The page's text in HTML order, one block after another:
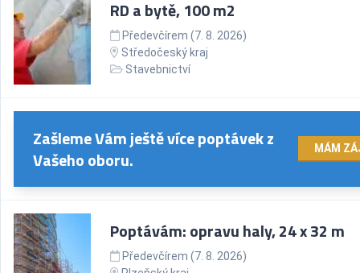
RD a bytě, 100 m2
Předevčírem (7. 8. 2026)
Středočeský kraj
Stavebnictví
Zašleme Vám ještě více poptávek z
Vašeho oboru.
MÁM
Poptávám: opravu haly, 24 x 32 m
Předevčírem (7. 8. 2026)